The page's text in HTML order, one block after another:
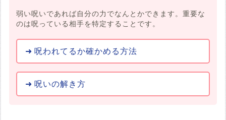
弱い呪いであれば自分の力でなんとかできます。重要な
のは呪っている相手を特定することです。
呪われてるか確かめる方法
呪いの解き方